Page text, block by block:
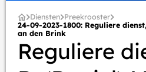
Diensten Preekrooster
24-09-2023-1800: Reguliere
an den Brink
Reguliere